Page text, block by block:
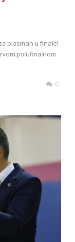
plasman u finale!
polufinalnom
0